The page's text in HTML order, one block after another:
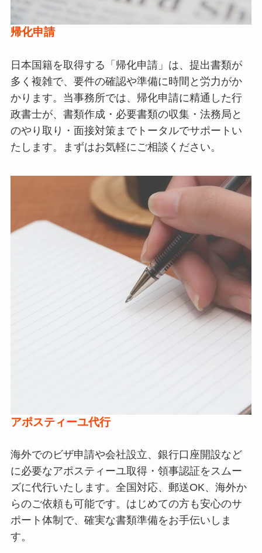
帰化申請
日本国籍を取得する「帰化申請」は、提出書類が
多く複雑で、要件の確認や準備に時間と労力がか
かります。当事務所では、帰化申請に精通した行
政書士が、書類作成・必要書類の収集・法務局と
のやり取り・面接対策までトータルでサポートい
たします。まずはお気軽にご相談ください。
アポスティーユ代行
海外でのビザ申請や会社設立、銀行口座開設など
に必要なアポスティーユ取得・領事認証をスムー
ズに代行いたします。全国対応、郵送OK、海外か
らのご依頼も可能です。はじめての方も安心のサ
ポート体制で、確実な書類準備をお手伝いしま
す。